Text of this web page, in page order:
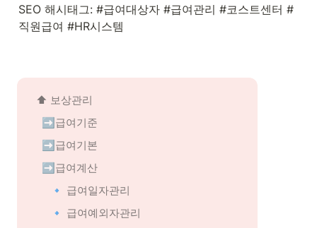
SEO 해시태그: #급여대상자 #급여관리 #코스트센터 #
직원급여 #HR시스템
⬆️ 보상관리
➡️급여기준
➡️급여기본
➡️급여계산
🔹 급여일자관리
🔹 급여예외자관리